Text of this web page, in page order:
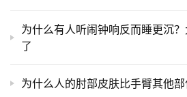
为什么有人听闹钟响反而睡更沉
了
为什么人的肘部皮肤比手臂其他部